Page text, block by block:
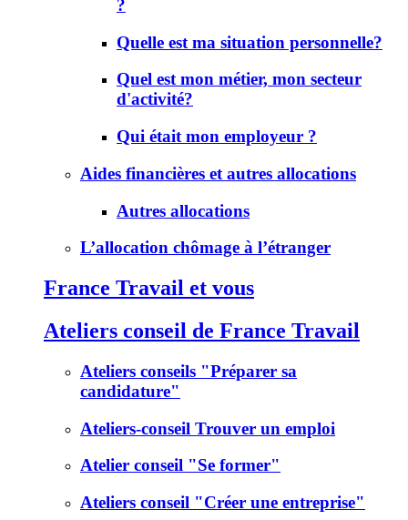
?
Quelle est ma situation personnelle?
Quel est mon métier, mon secteur
d'activité?
Qui était mon employeur ?
Aides financières et autres allocations
Autres allocations
L’allocation chômage à l’étranger
France Travail et vous
Ateliers conseil de France Travail
Ateliers conseils "Préparer sa
candidature"
Ateliers-conseil Trouver un emploi
Atelier conseil "Se former"
Ateliers conseil "Créer une entreprise"